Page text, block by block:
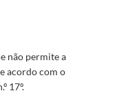
não permite a
acordo com o
17º.